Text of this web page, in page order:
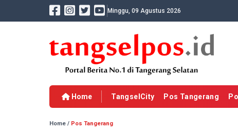
Minggu, 09 Agustus 2026
Home TangselCity Pos Tangerang
Home / Pos Tangerang